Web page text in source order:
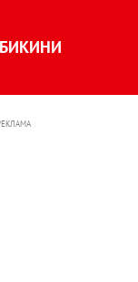
БИКИНИ